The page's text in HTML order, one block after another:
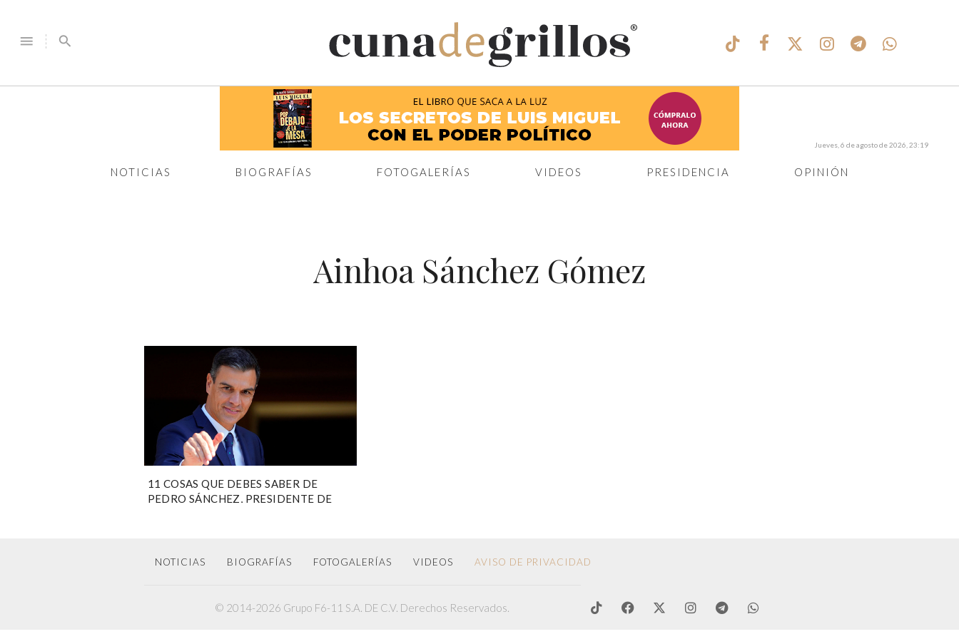
menu search
®
NOTICIAS BIOGRAFÍAS FOTOGALERÍAS VIDEOS PRESIDENCIA OPINIÓN
Jueves, 6 de agosto de 2026, 23:19
Ainhoa Sánchez Gómez
11 COSAS QUE DEBES SABER DE
PEDRO SÁNCHEZ, PRESIDENTE DE
NOTICIAS BIOGRAFÍAS FOTOGALERÍAS VIDEOS AVISO DE PRIVACIDAD
© 2014-2026 Grupo F6-11 S.A. DE C.V. Derechos Reservados.